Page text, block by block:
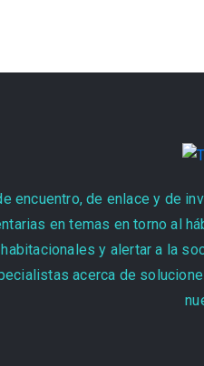
encuentro, de enlace y
en temas en torno al
y alertar a la
acerca de